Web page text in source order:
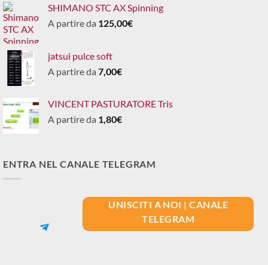
SHIMANO STC AX Spinning
A partire da 125,00€
jatsui pulce soft
A partire da 7,00€
VINCENT PASTURATORE Tris
A partire da 1,80€
ENTRA NEL CANALE TELEGRAM
UNISCITI A NOI | CANALE
TELEGRAM